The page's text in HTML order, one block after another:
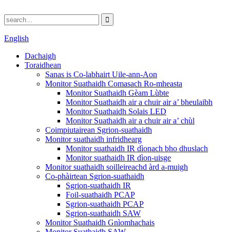
English
Dachaigh
Toraidhean
Sanas is Co-labhairt Uile-ann-Aon
Monitor Suathaidh Comasach Ro-mheasta
Monitor Suathaidh Gèam Lùbte
Monitor Suathaidh air a chuir air a’ bheulaibh
Monitor Suathaidh Solais LED
Monitor Suathaidh air a chuir air a’ chùl
Coimpiutairean Sgrion-suathaidh
Monitor suathaidh infridhearg
Monitor suathaidh IR dìonach bho dhuslach
Monitor suathaidh IR dìon-uisge
Monitor suathaidh soilleireachd àrd a-muigh
Co-phàirtean Sgrion-suathaidh
Sgrion-suathaidh IR
Foil-suathaidh PCAP
Sgrion-suathaidh PCAP
Sgrion-suathaidh SAW
Monitor Suathaidh Gnìomhachais